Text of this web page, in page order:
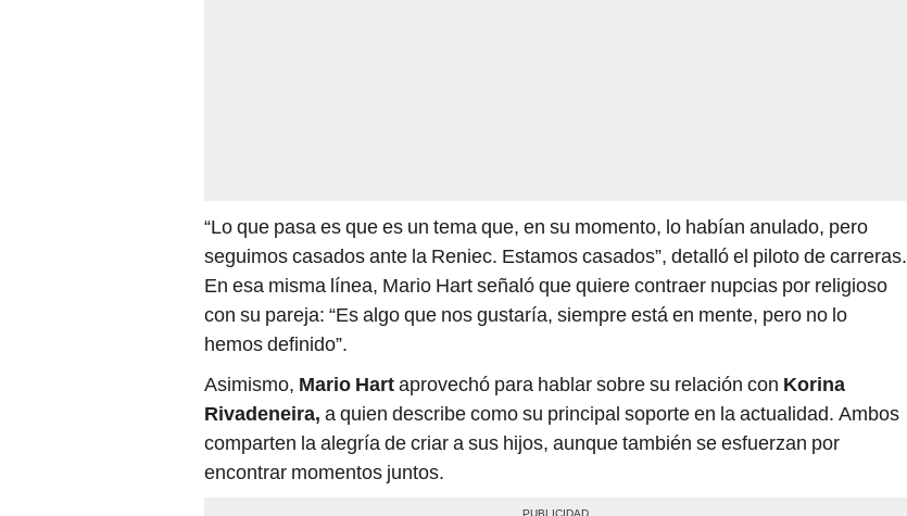
“Lo que pasa es que es un tema que, en su momento, lo habían anulado, pero
seguimos casados ante la Reniec. Estamos casados”, detalló el piloto de carreras.
En esa misma línea, Mario Hart señaló que quiere contraer nupcias por religioso
con su pareja: “Es algo que nos gustaría, siempre está en mente, pero no lo
hemos definido”.
Asimismo, Mario Hartaprovechó para hablar sobre su relación con Korina
Rivadeneira, a quien describe como su principal soporte en la actualidad. Ambos
comparten la alegría de criar a sus hijos, aunque también se esfuerzan por
encontrar momentos juntos.